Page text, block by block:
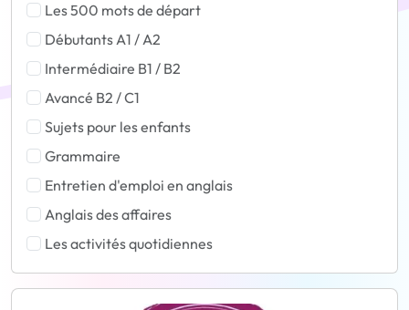
Les 500 mots de départ
Débutants A1 / A2
Intermédiaire B1 / B2
Avancé B2 / C1
Sujets pour les enfants
Grammaire
Entretien d'emploi en anglais
Anglais des affaires
Les activités quotidiennes